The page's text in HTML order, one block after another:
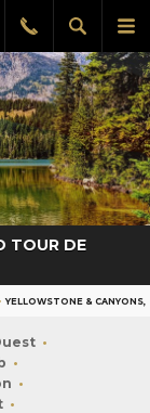
le
Afficher
la
Rappel
gratuit
TOUR DE
YELLOWSTONE & CANYONS,